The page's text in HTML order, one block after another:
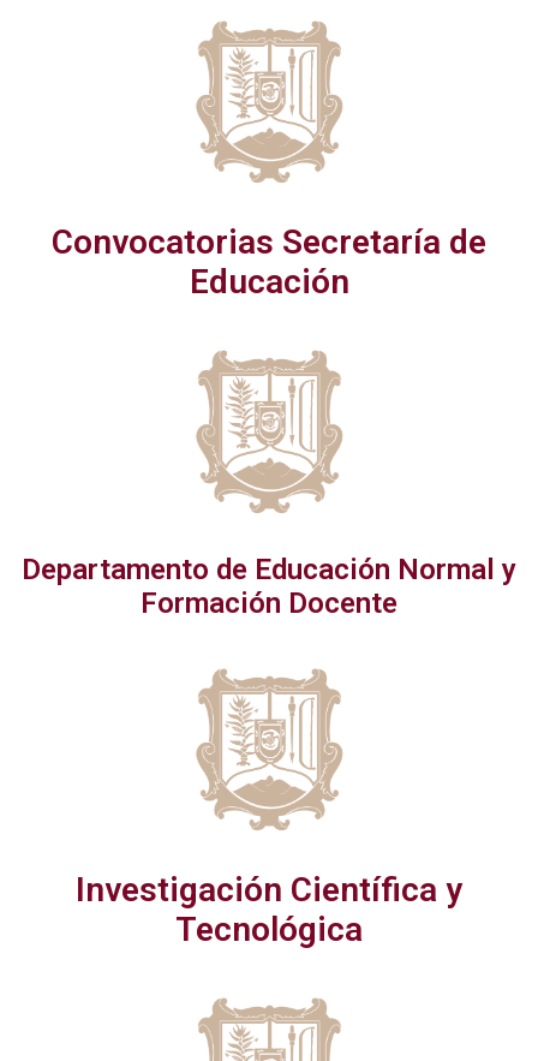
Convocatorias Secretaría de
Educación
Departamento de Educación Normal y
Formación Docente
Investigación Científica y
Tecnológica